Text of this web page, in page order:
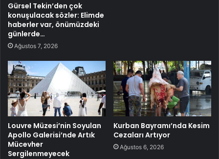
Gürsel Tekin’den çok
konuşulacak sözler: Elimde
haberler var, önümüzdeki
günlerde…
Ağustos 7, 2026
Louvre Müzesi’nin Soyulan
Apollo Galerisi’nde Artık
Mücevher
Sergilenmeyecek
Kurban Bayramı’nda Kesim
Cezaları Artıyor
Ağustos 6, 2026